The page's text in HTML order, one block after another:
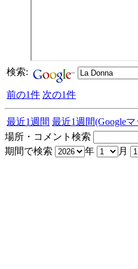
検索:
前の1件 次の1件
最近1週間 最近1週間(Google
場所・コメント検索
期間で検索
年 月